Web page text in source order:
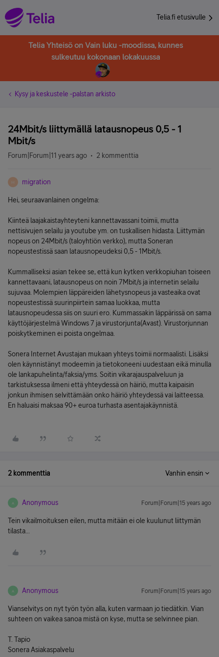
Telia.fi etusivulle
Telia Yhteisö on Vain luku -moodissa, kunnes
sulkeutuu kokonaan lokakuussa
Kysy ja keskustele -palstan arkisto
24Mbit/s liittymällä latausnopeus 0,5 - 1
Mbit/s
Forum|Forum|11 years ago 2 kommenttia
M migration
Hei, seuraavanlainen ongelma:
Kiinteä laajakaistayhteyteni kannettavassani toimii, mutta
nettisivujen selailu ja youtube ym. on tuskallisen hidasta. Liittymän
nopeus on 24Mbit/s (taloyhtiön verkko), mutta Soneran
nopeustestissä saan latausnopeudeksi 0,5 - 1Mbit/s.
Kummalliseksi asian tekee se, että kun kytken verkkopiuhan toiseen
kannettavaani, latausnopeus on noin 7Mbit/s ja internetin selailu
sujuvaa. Molempien läppäreiden lähetysnopeus ja vasteaika ovat
nopeustestissä suurinpiirtein samaa luokkaa, mutta
latausnopeudessa siis on suuri ero. Kummassakin läppärissä on sama
käyttöjärjestelmä Windows 7 ja virustorjunta(Avast). Virustorjunnan
poiskytkeminen ei poista ongelmaa.
Sonera Internet Avustajan mukaan yhteys toimii normaalisti. Lisäksi
olen käynnistänyt modeemin ja tietokoneeni uudestaan eikä minulla
ole lankapuhelinta/faksia/yms. Soitin vikarajauspalveluun ja
tarkistuksessa ilmeni että yhteydessä on häiriö, mutta kaipaisin
jonkun ihmisen selvittämään onko häiriö yhteydessä vai laitteessa.
En haluaisi maksaa 90+ euroa turhasta asentajakäynnistä.
2 kommenttia Vanhin ensin
A Anonymous Forum|Forum|15 years ago
Tein vikailmoituksen eilen, mutta mitään ei ole kuulunut liittymän
tilasta...
A Anonymous Forum|Forum|15 years ago
Vianselvitys on nyt työn työn alla, kuten varmaan jo tiedätkin. Vian
suhteen on vaikea sanoa mistä on kyse, mutta se selvinnee pian.
T. Tapio
Sonera Asiakaspalvelu